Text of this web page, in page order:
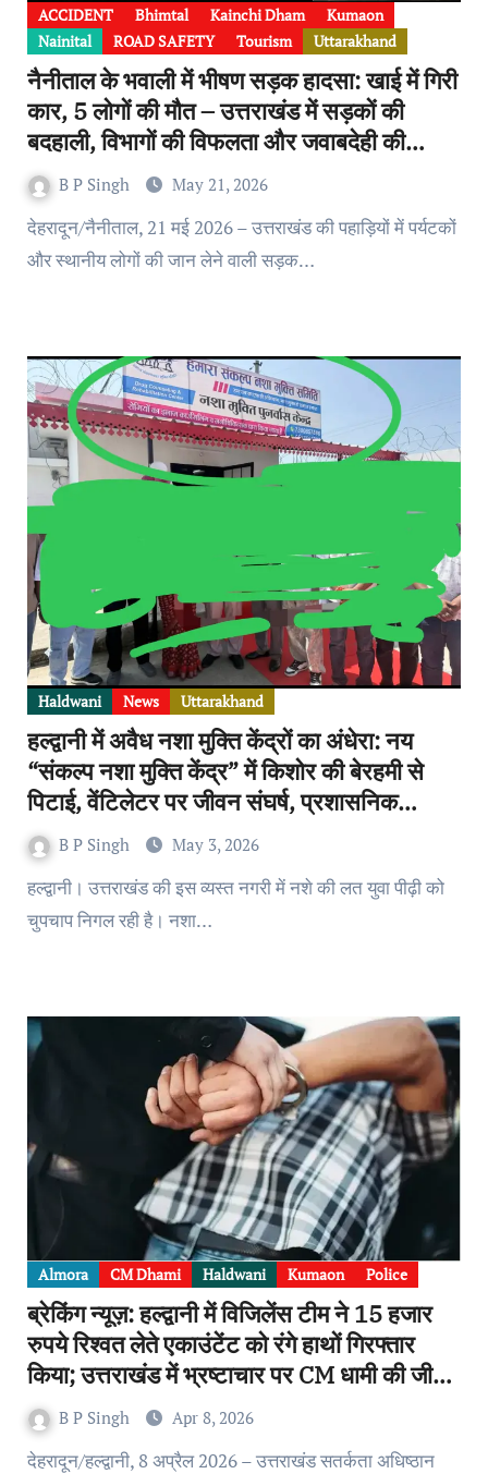
ACCIDENT Bhimtal Kainchi Dham
Kumaon
Nainital
ROAD SAFETY Tourism Uttarakhand
नैनीताल के भवाली में भीषण सड़क हादसा: खाई में गिरी
कार, 5 लोगों की मौत – उत्तराखंड में सड़कों की
बदहाली, विभागों की विफलता और जवाबदेही की
आवश्यकता
B P Singh May 21, 2026
देहरादून/नैनीताल, 21 मई 2026 – उत्तराखंड की पहाड़ियों में पर्यटकों
और स्थानीय लोगों की जान लेने वाली सड़क…
Haldwani News Uttarakhand
हल्द्वानी में अवैध नशा मुक्ति केंद्रों का अंधेरा: नय
“संकल्प नशा मुक्ति केंद्र” में किशोर की बेरहमी से
पिटाई, वेंटिलेटर पर जीवन संघर्ष, प्रशासनिक
लापरवाही की पोल खुली, स्थानीय विधायक ने किया
था उदघाटन
B P Singh May 3, 2026
हल्द्वानी। उत्तराखंड की इस व्यस्त नगरी में नशे की लत युवा पीढ़ी को
चुपचाप निगल रही है। नशा…
Almora CM Dhami Haldwani Kumaon Police
ब्रेकिंग न्यूज़: हल्द्वानी में विजिलेंस टीम ने 15 हजार
रुपये रिश्वत लेते एकाउंटेंट को रंगे हाथों गिरफ्तार
किया; उत्तराखंड में भ्रष्टाचार पर CM धामी की जीरो
टॉलरेंस नीति का असर
B P Singh Apr 8, 2026
देहरादून/हल्द्वानी, 8 अप्रैल 2026 – उत्तराखंड सतर्कता अधिष्ठान